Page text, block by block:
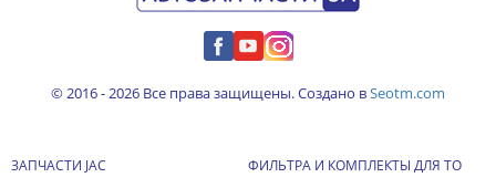
© 2016 - 2026 Все права защищены. Создано вSeotm.com
ЗАПЧАСТИ JAC
ФИЛЬТРА И КОМПЛЕКТЫ ДЛЯ ТО